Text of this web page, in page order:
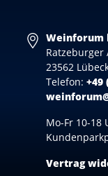
Weinforum
Ratzeburger
23562
Telefon: +49
Mo-Fr 10-18
Vertrag